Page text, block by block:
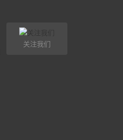
关注我们